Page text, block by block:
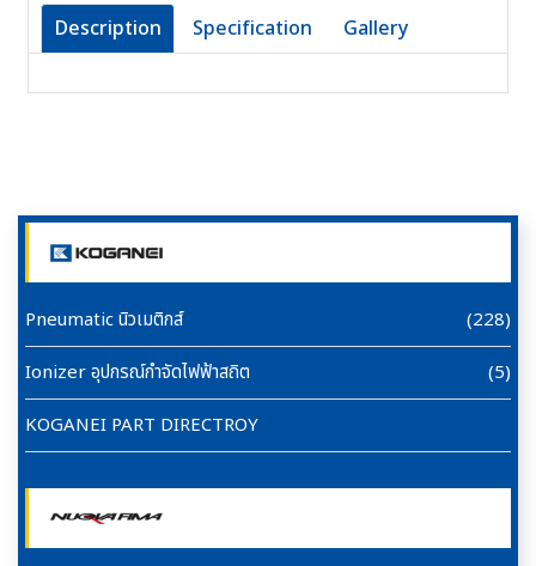
Pneumatic นิวเมติกส์
(228)
Ionizer อุปกรณ์กำจัดไฟฟ้าสถิต
(5)
KOGANEI PART DIRECTROY
Description Specification Gallery